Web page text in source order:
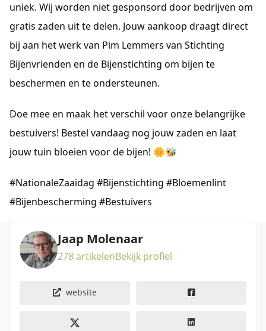
uniek. Wij worden niet gesponsord door bedrijven om
gratis zaden uit te delen. Jouw aankoop draagt direct
bij aan het werk van Pim Lemmers van Stichting
Bijenvrienden en de Bijenstichting om bijen te
beschermen en te ondersteunen.
Doe mee en maak het verschil voor onze belangrijke
bestuivers! Bestel vandaag nog jouw zaden en laat
jouw tuin bloeien voor de bijen! 🌼🐝
#NationaleZaaidag #Bijenstichting #Bloemenlint
#Bijenbescherming #Bestuivers
Jaap Molenaar
278 artikelenBekijk profiel
website